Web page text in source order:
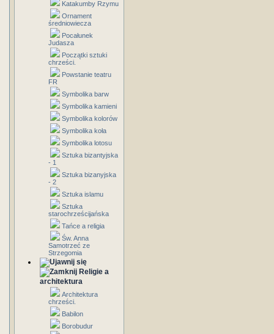
Katakumby Rzymu
Ornament
średniowiecza
Pocałunek
Judasza
Początki sztuki
chrześci.
Powstanie teatru
FR
Symbolika barw
Symbolika kamieni
Symbolika kolorów
Symbolika koła
Symbolika lotosu
Sztuka bizantyjska
- 1
Sztuka bizanyjska
- 2
Sztuka islamu
Sztuka
starochrześcijańska
Tańce a religia
Św. Anna
Samotrzeć ze
Strzegomia
Religie a
architektura
Architektura
chrześci.
Babilon
Borobudur